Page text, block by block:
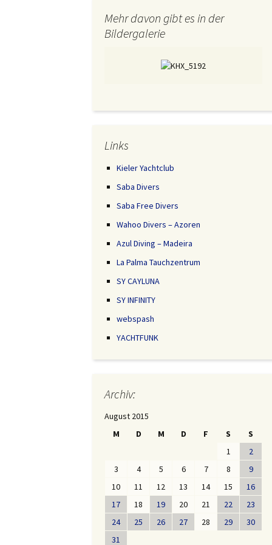
Mehr davon gibt es in der
Bildergalerie
Links
Kieler Yachtclub
Saba Divers
Saba Free Divers
Wahoo Divers – Azoren
Azul Diving – Madeira
La Palma Tauchzentrum
SY CAYLUNA
SY INFINITY
webspash
YACHTFUNK
Archiv:
August 2015
M
D M D F S S
1
2
3
4 5 6 7 8
9
10
11 12 13 14 15
16
17
18 19 20 21 22
23
24
25 26 27 28 29
30
31